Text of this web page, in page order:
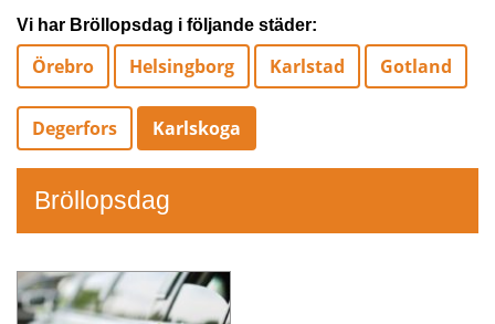
Vi har Bröllopsdag i följande städer:
Örebro Helsingborg Karlstad Gotland
Degerfors Karlskoga
Bröllopsdag